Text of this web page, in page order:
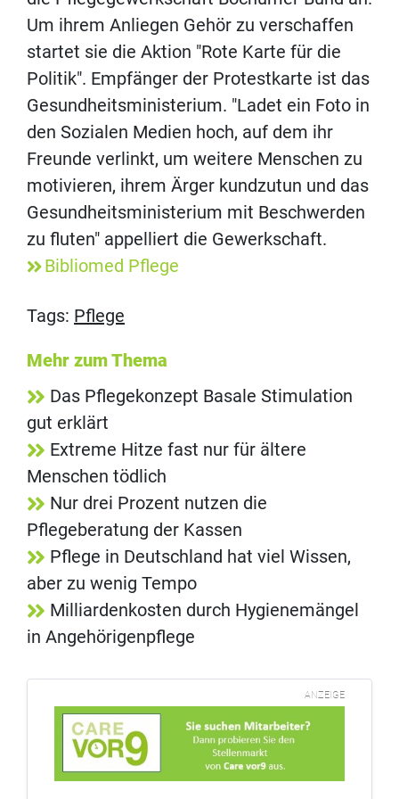
Um ihrem Anliegen Gehör zu verschaffen
startet sie die Aktion "Rote Karte für die
Politik". Empfänger der Protestkarte ist das
Gesundheitsministerium. "Ladet ein Foto in
den Sozialen Medien hoch, auf dem ihr
Freunde verlinkt, um weitere Menschen zu
motivieren, ihrem Ärger kundzutun und das
Gesundheitsministerium mit Beschwerden
zu fluten" appelliert die Gewerkschaft.
Bibliomed Pflege
Tags: Pflege
Mehr zum Thema
Das Pflegekonzept Basale Stimulation
gut erklärt
Extreme Hitze fast nur für ältere
Menschen tödlich
Nur drei Prozent nutzen die
Pflegeberatung der Kassen
Pflege in Deutschland hat viel Wissen,
aber zu wenig Tempo
Milliardenkosten durch Hygienemängel
in Angehörigenpflege
ANZEIGE